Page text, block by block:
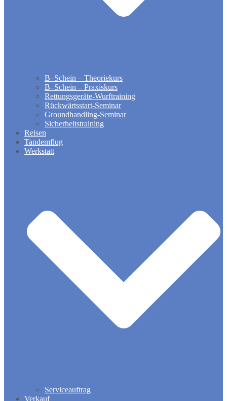
B–Schein – Theoriekurs
B–Schein – Praxiskurs
Rettungsgeräte-Wurftraining
Rückwärtsstart-Seminar
Groundhandling​-Seminar
Sicherheitstraining
Reisen
Tandemflug
Werkstatt
Serviceauftrag
Verkauf